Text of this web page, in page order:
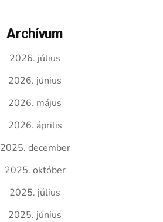
Archívum
2026. július
2026. június
2026. május
2026. április
2025. december
2025. október
2025. július
2025. június